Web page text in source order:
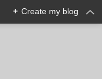
+ Create my blog